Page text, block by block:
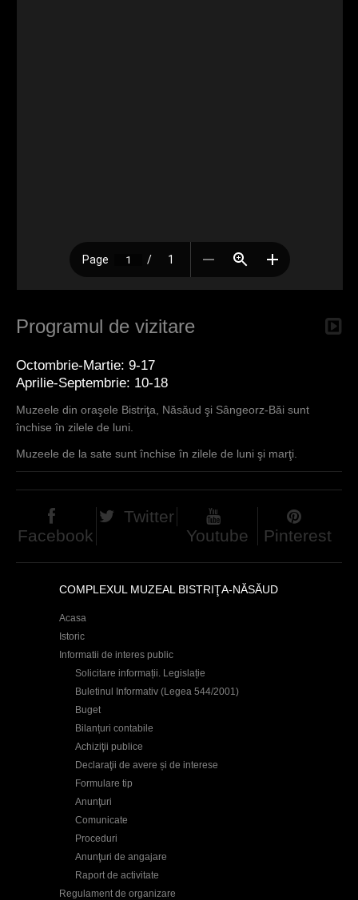
Programul de vizitare
Octombrie-Martie: 9-17
Aprilie-Septembrie: 10-18
Muzeele din oraşele Bistriţa, Năsăud şi Sângeorz-Băi sunt
închise în zilele de luni.
Muzeele de la sate sunt închise în zilele de luni şi marţi.
Facebook
Twitter
Youtube
Pinterest
COMPLEXUL MUZEAL BISTRIŢA-NĂSĂUD
Acasa
Istoric
Informatii de interes public
Solicitare informații. Legislație
Buletinul Informativ (Legea 544/2001)
Buget
Bilanțuri contabile
Achiziţii publice
Declaraţii de avere și de interese
Formulare tip
Anunţuri
Comunicate
Proceduri
Anunţuri de angajare
Raport de activitate
Regulament de organizare